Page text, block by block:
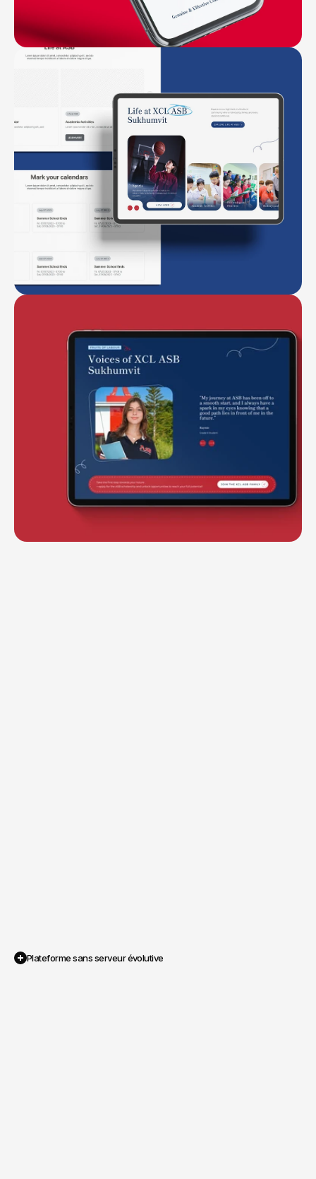
Plateforme sans serveur évolutive